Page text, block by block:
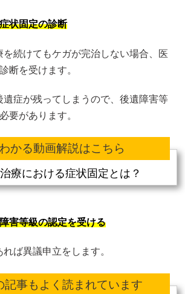
状固定の診断
を続けてもケガが完治しない場合、医
断を受けます。
遺症が残ってしまうので、後遺障害等
要があります。
かる動画解説はこちら
療における症状固定とは？
害等級の認定を受ける
ば異議申立をします。
記事もよく読まれています